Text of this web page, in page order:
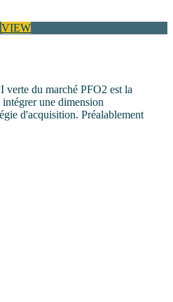
VIEW
verte du marché PFO2 est la
une dimension
d'acquisition. Préalablement